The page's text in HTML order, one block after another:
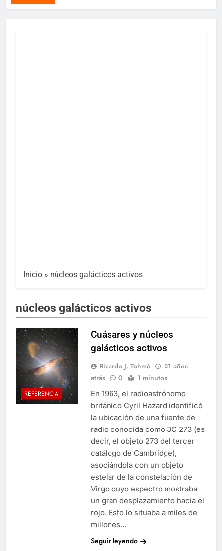
Inicio » núcleos galácticos activos
núcleos galácticos activos
REFERENCIA
Cuásares y núcleos
galácticos activos
Ricardo J. Tohmé
21 años
atrás
0 1 minutos
En 1963, el radioastrónomo
británico Cyril Hazard identificó
la ubicación de una fuente de
radio conocida como 3C 273 (es
decir, el objeto 273 del tercer
catálogo de Cambridge),
asociándola con un objeto
estelar de la constelación de
Virgo cuyo espectro mostraba
un gran desplazamiento hacia el
rojo. Esto lo situaba a miles de
millones…
Seguir leyendo